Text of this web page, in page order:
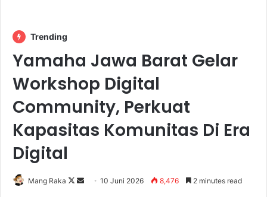
Trending
Yamaha Jawa Barat Gelar
Workshop Digital
Community, Perkuat
Kapasitas Komunitas Di Era
Digital
Mang Raka
Follow
Send10 Juni 2026 8,476 2 minutes read